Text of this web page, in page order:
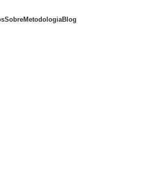
SobreMetodologiaBlog